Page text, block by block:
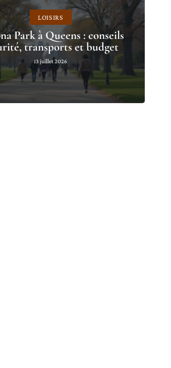
LOISIRS
Park à Queens : conseils
transports et budget
13 juillet 2026